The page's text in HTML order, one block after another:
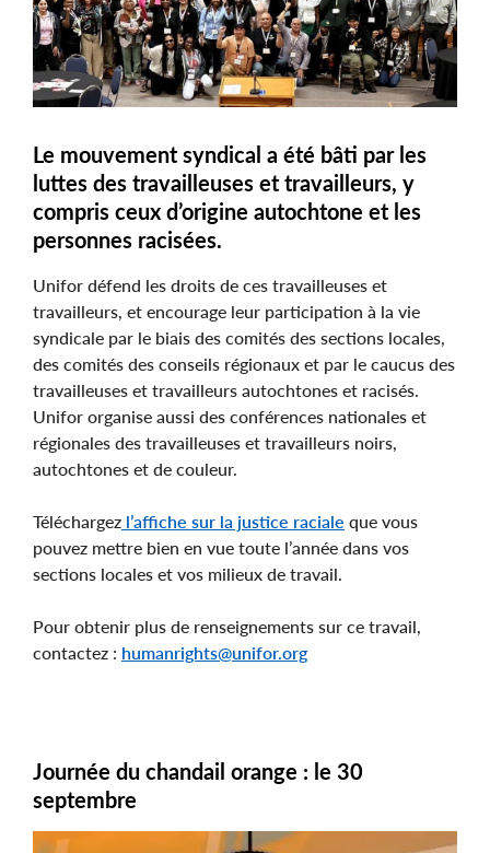
Le mouvement syndical a été bâti par les
luttes des travailleuses et travailleurs, y
compris ceux d’origine autochtone et les
personnes racisées.
Unifor défend les droits de ces travailleuses et
travailleurs, et encourage leur participation à la vie
syndicale par le biais des comités des sections locales,
des comités des conseils régionaux et par le caucus des
travailleuses et travailleurs autochtones et racisés.
Unifor organise aussi des conférences nationales et
régionales des travailleuses et travailleurs noirs,
autochtones et de couleur.
Téléchargez l’affiche sur la justice raciale que vous
pouvez mettre bien en vue toute l’année dans vos
sections locales et vos milieux de travail.
Pour obtenir plus de renseignements sur ce travail,
contactez : humanrights@unifor.org
Journée du chandail orange : le 30
septembre